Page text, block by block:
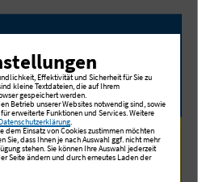
Effektivität und Sicherheit für Sie zu
kleine Textdateien, die auf Ihrem
gespeichert werden.
Betrieb unserer Websites notwendig sind, sowie
erweiterte Funktionen und Services. Weitere
dem Einsatz von Cookies zustimmen möchten
dass Ihnen je nach Auswahl ggf. nicht mehr
stehen. Sie können Ihre Auswahl jederzeit
Seite ändern und durch erneutes Laden der